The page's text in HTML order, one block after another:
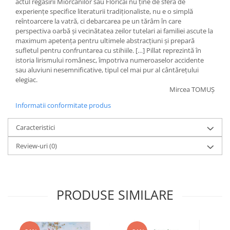
experienţe specifice literaturii tradiţionaliste, nu e o simplă
reîntoarcere la vatră, ci debarcarea pe un tărâm în care
perspectiva oarbă şi vecinătatea zeilor tutelari ai familiei ascute la
maximum apetenţa pentru ultimele abstracţiuni şi prepară
sufletul pentru confruntarea cu stihiile. […] Pillat reprezintă în
istoria lirismului românesc, împotriva numeroaselor accidente
sau aluviuni nesemnificative, tipul cel mai pur al cântăreţului
elegiac.
Mircea TOMUŞ
Informatii conformitate produs
Caracteristici
Review-uri(0)
PRODUSE SIMILARE